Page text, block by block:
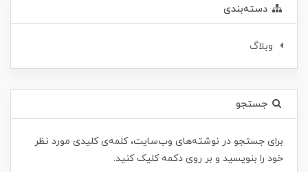
دسته‌بندی
وبلاگ
جستجو
برای جستجو در نوشته‌های وب‌سایت، کلمه‌ی کلیدی مورد نظر
خود را بنویسید و بر روی دکمه کلیک کنید.